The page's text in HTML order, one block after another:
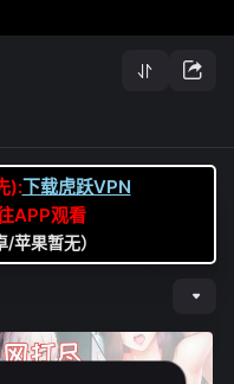
):下载虎跃VPN
APP观看
苹果暂无）